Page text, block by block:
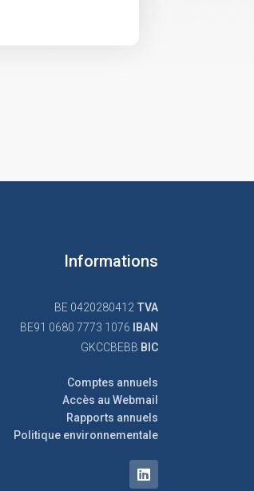
Informations
BE 0420280412 TVA
BE91 0680 7773 1076
IBAN
GKCCBEBB BIC
Comptes annuels
Accès au Webmail
Rapports annuels
Politique environnementale